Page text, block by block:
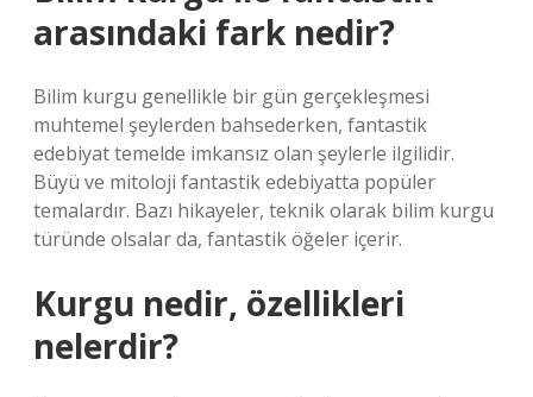
arasındaki fark nedir?
Bilim kurgu genellikle bir gün gerçekleşmesi
muhtemel şeylerden bahsederken, fantastik
edebiyat temelde imkansız olan şeylerle ilgilidir.
Büyü ve mitoloji fantastik edebiyatta popüler
temalardır. Bazı hikayeler, teknik olarak bilim kurgu
türünde olsalar da, fantastik öğeler içerir.
Kurgu nedir, özellikleri
nelerdir?